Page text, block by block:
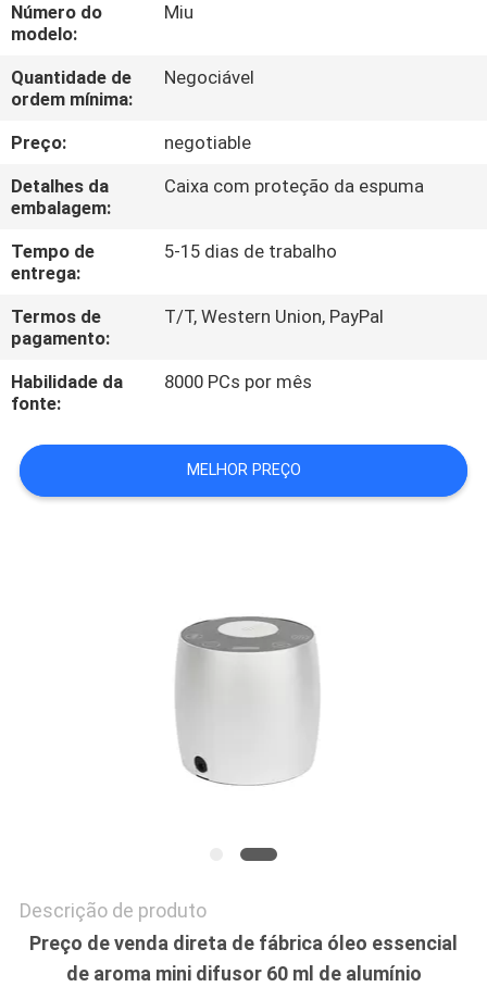
SOBRE
NÓS
EXCURSÃO
DA
FÁBRICA
CONTROLE
DA
QUALIDADE
NOS
DE
PRIVACIDADE
Número do
modelo:
Miu
Quantidade de
ordem mínima:
Negociável
Preço:
negotiable
Detalhes da
embalagem:
Caixa com proteção da espuma
Tempo de
entrega:
5-15 dias de trabalho
Termos de
pagamento:
T/T, Western Union, PayPal
Habilidade da
fonte:
8000 PCs por mês
MELHOR PREÇO
Descrição de produto
Preço de venda direta de fábrica óleo essencial
de aroma mini difusor 60 ml de alumínio